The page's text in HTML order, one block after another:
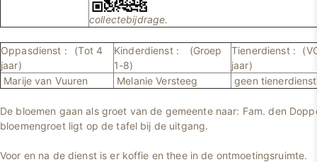
collectebijdrage.
Oppasdienst :
(Tot 4
jaar)
Kinderdienst :
(Groep
1-8)
Tienerdienst :
jaar)
Marije van Vuuren
Melanie Versteeg geen tienerdienst
De bloemen gaan als groet van de gemeente naar: Fam. den
bloemengroet ligt op de tafel bij de uitgang.
Voor en na de dienst is er koffie en thee in de ontmoetingsruimte.